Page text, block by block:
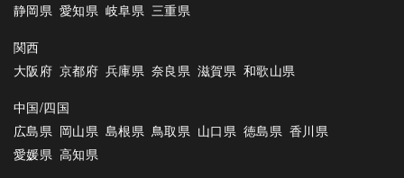
静岡県 愛知県 岐阜県 三重県
関西
大阪府 京都府 兵庫県 奈良県 滋賀県 和歌山県
中国/四国
広島県 岡山県 島根県 鳥取県 山口県 徳島県 香川県
愛媛県 高知県